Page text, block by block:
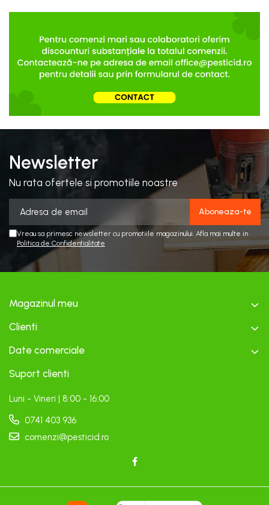
Newsletter
Nu rata ofertele si promotiile noastre
Vreau sa primesc newsletter cu promotiile magazinului. Afla mai multe in
Politica de Confidentialitate
Magazinul meu
Clienti
Date comerciale
Suport clienti
Luni - Vineri | 8:00 - 16:00
0741 403 936
comenzi@pesticid.ro